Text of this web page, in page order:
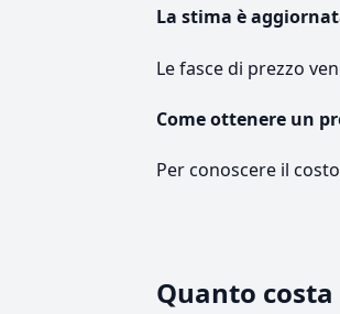
La stima è
Le fasce di prezzo
Come ottenere un
Per conoscere il
Quanto